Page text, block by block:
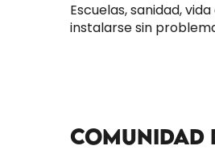
Escuelas, sanidad,
instalarse sin
COMUNIDAD